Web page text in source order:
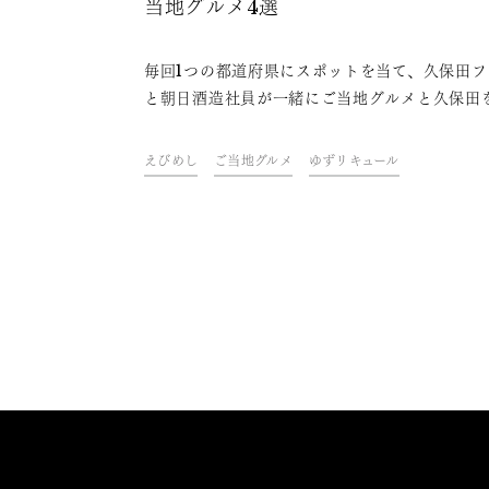
当地グルメ4選
毎回1つの都道府県にスポットを当て、久保田
と朝日酒造社員が一緒にご当地グルメと久保田
楽しむオンライン飲み会「久保田ご当地グルメ
部」。今回は、岡山県をテーマに開催しました
えびめし ご当地グルメ ゆずリキュール